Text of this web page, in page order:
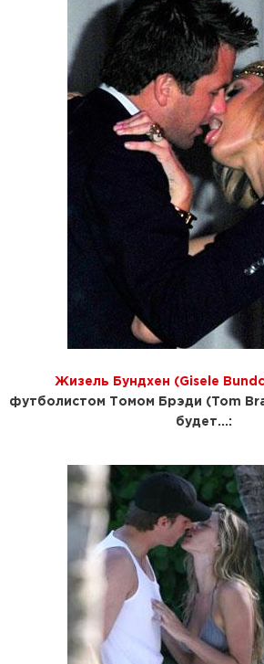
Жизель Бундхен (Gisele
футболистом Томом Брэди (Tom
будет...: